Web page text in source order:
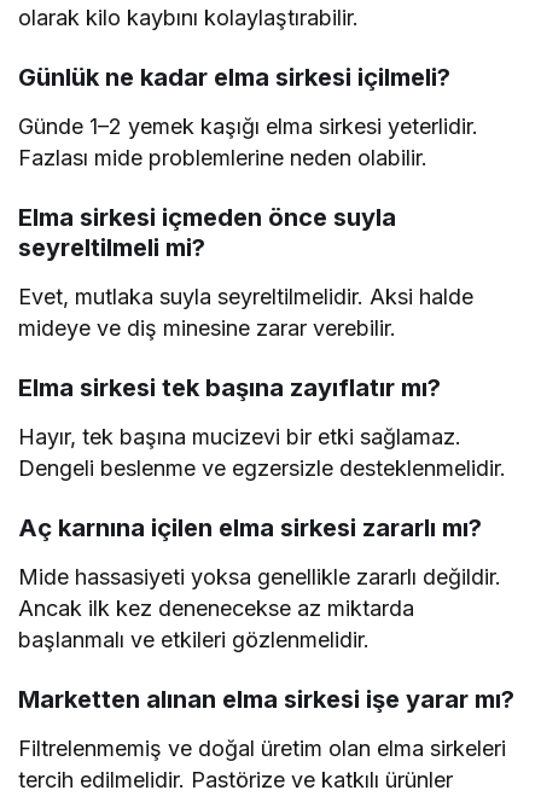
olarak kilo kaybını kolaylaştırabilir.
Günlük ne kadar elma sirkesi içilmeli?
Günde 1–2 yemek kaşığı elma sirkesi yeterlidir.
Fazlası mide problemlerine neden olabilir.
Elma sirkesi içmeden önce suyla
seyreltilmeli mi?
Evet, mutlaka suyla seyreltilmelidir. Aksi halde
mideye ve diş minesine zarar verebilir.
Elma sirkesi tek başına zayıflatır mı?
Hayır, tek başına mucizevi bir etki sağlamaz.
Dengeli beslenme ve egzersizle desteklenmelidir.
Aç karnına içilen elma sirkesi zararlı mı?
Mide hassasiyeti yoksa genellikle zararlı değildir.
Ancak ilk kez denenecekse az miktarda
başlanmalı ve etkileri gözlenmelidir.
Marketten alınan elma sirkesi işe yarar mı?
Filtrelenmemiş ve doğal üretim olan elma sirkeleri
tercih edilmelidir. Pastörize ve katkılı ürünler